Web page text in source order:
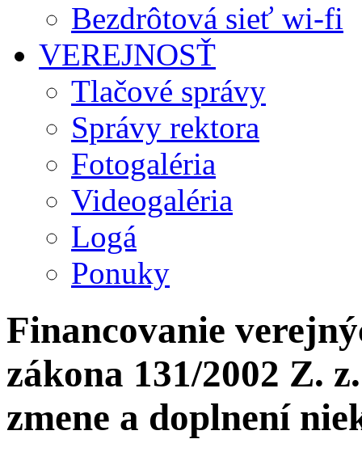
Bezdrôtová sieť wi-fi
VEREJNOSŤ
Tlačové správy
Správy rektora
Fotogaléria
Videogaléria
Logá
Ponuky
Financovanie
zákona 131/2002 Z.
zmene a doplnení